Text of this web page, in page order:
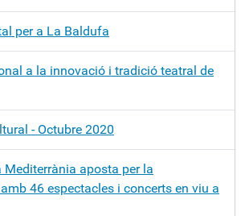
per a La Baldufa
a la innovació i tradició teatral de
- Octubre 2020
Mediterrània aposta per la
46 espectacles i concerts en viu a